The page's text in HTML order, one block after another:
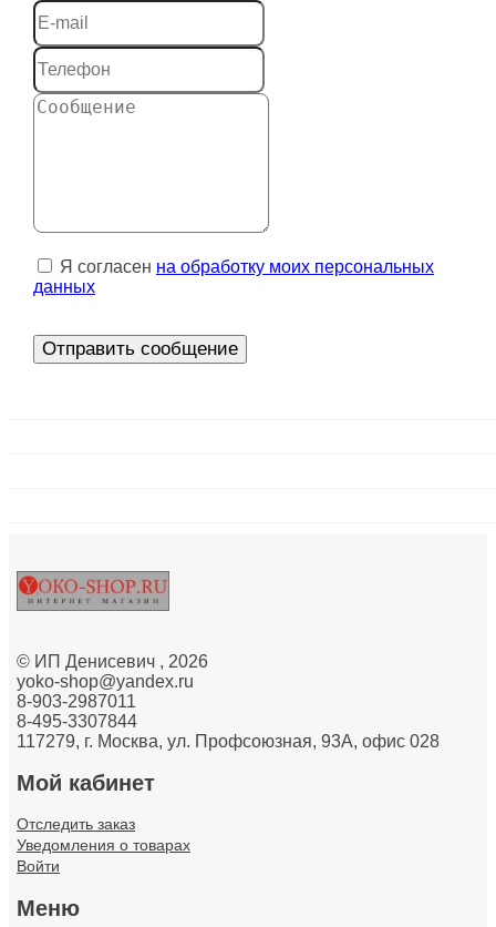
Я согласен на обработку моих персональных
данных
Отправить сообщение
© ИП Денисевич , 2026
yoko-shop@yandex.ru
8-903-2987011
8-495-3307844
117279, г. Москва, ул. Профсоюзная, 93А, офис 028
Мой кабинет
Отследить заказ
Уведомления о товарах
Войти
Меню